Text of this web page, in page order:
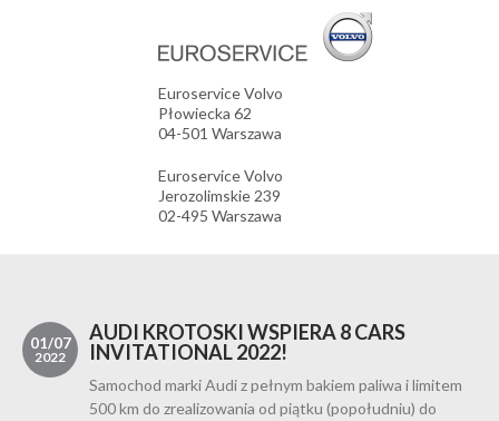
Euroservice Volvo
Płowiecka 62
04-501 Warszawa
Euroservice Volvo
Jerozolimskie 239
02-495 Warszawa
01/07
2022
AUDI KROTOSKI WSPIERA 8 CARS
INVITATIONAL 2022!
Samochod marki Audi z pełnym bakiem paliwa i limitem
500 km do zrealizowania od piątku (popołudniu) do